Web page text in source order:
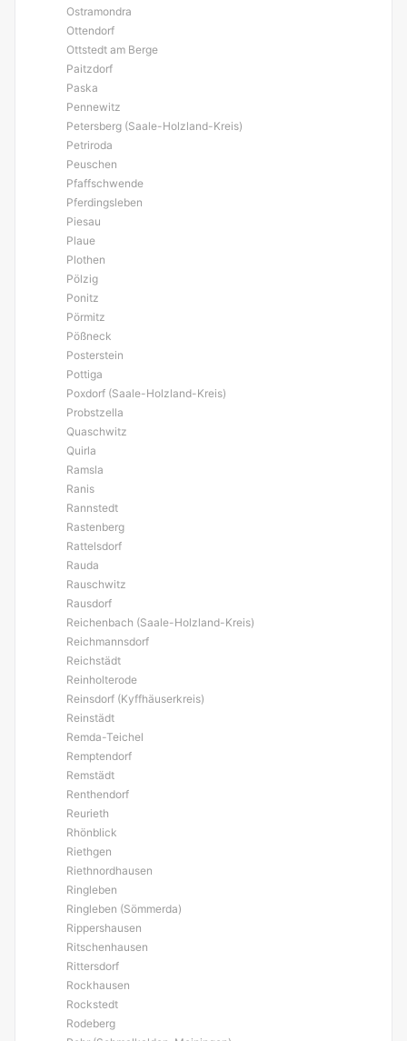
Ostramondra
Ottendorf
Ottstedt am Berge
Paitzdorf
Paska
Pennewitz
Petersberg (Saale-Holzland-Kreis)
Petriroda
Peuschen
Pfaffschwende
Pferdingsleben
Piesau
Plaue
Plothen
Pölzig
Ponitz
Pörmitz
Pößneck
Posterstein
Pottiga
Poxdorf (Saale-Holzland-Kreis)
Probstzella
Quaschwitz
Quirla
Ramsla
Ranis
Rannstedt
Rastenberg
Rattelsdorf
Rauda
Rauschwitz
Rausdorf
Reichenbach (Saale-Holzland-Kreis)
Reichmannsdorf
Reichstädt
Reinholterode
Reinsdorf (Kyffhäuserkreis)
Reinstädt
Remda-Teichel
Remptendorf
Remstädt
Renthendorf
Reurieth
Rhönblick
Riethgen
Riethnordhausen
Ringleben
Ringleben (Sömmerda)
Rippershausen
Ritschenhausen
Rittersdorf
Rockhausen
Rockstedt
Rodeberg